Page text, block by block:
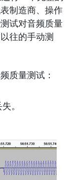
制造商、操作
试对音频质量
往的手动测
质量测试：
。